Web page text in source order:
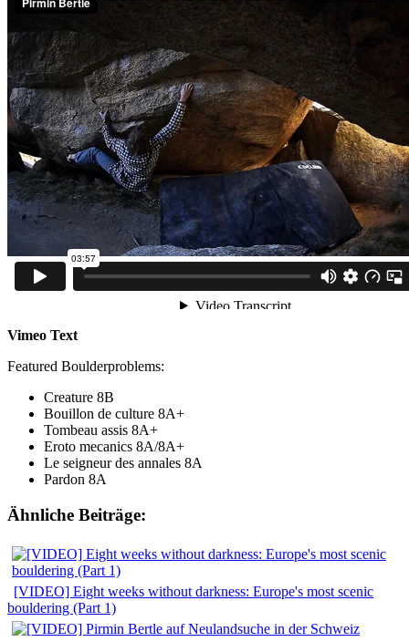
Vimeo Text
Featured Boulderproblems:
Creature 8B
Bouillon de culture 8A+
Tombeau assis 8A+
Eroto mecanics 8A/8A+
Le seigneur des annales 8A
Pardon 8A
Ähnliche Beiträge:
[VIDEO] Eight weeks without darkness: Europe's most scenic
bouldering (Part 1)